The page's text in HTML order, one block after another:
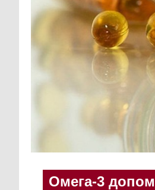
Омега-3